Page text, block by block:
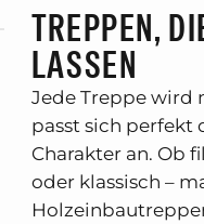
TREPPEN,
LASSEN
Jede Treppe wird
passt sich perfekt
Charakter an. Ob
oder klassisch –